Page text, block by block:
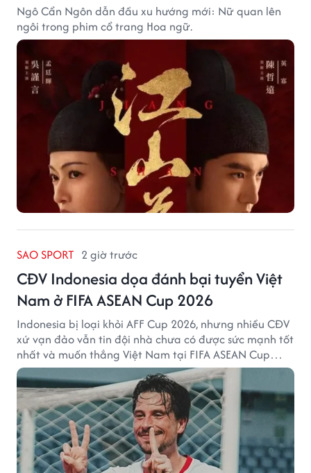
Ngô Cẩn Ngôn dẫn đầu xu hướng mới: Nữ quan lên
ngôi trong phim cổ trang Hoa ngữ.
SAO SPORT 2 giờ trước
CĐV Indonesia dọa đánh bại tuyển Việt
Nam ở FIFA ASEAN Cup 2026
Indonesia bị loại khỏi AFF Cup 2026, nhưng nhiều CĐV
xứ vạn đảo vẫn tin đội nhà chưa có được sức mạnh tốt
nhất và muốn thắng Việt Nam tại FIFA ASEAN Cup
2026.